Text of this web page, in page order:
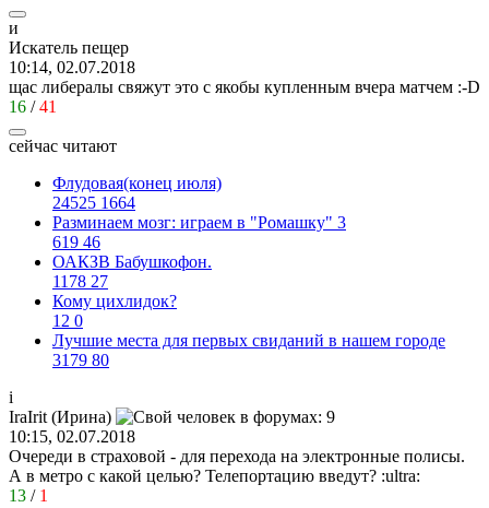
и
Искатель пещер
10:14, 02.07.2018
щас либералы свяжут это с якобы купленным вчера матчем :-D
16 /41
сейчас читают
Флудовая(конец июля)
24525 1664
Разминаем мозг: играем в "Ромашку" 3
619 46
ОАКЗВ Бабушкофон.
1178 27
Кому цихлидок?
12 0
Лучшие места для первых свиданий в нашем городе
3179 80
i
IraIrit (Ирина)
10:15, 02.07.2018
Очереди в страховой - для перехода на электронные полисы.
А в метро с какой целью? Телепортацию введут? :ultra:
13 / 1